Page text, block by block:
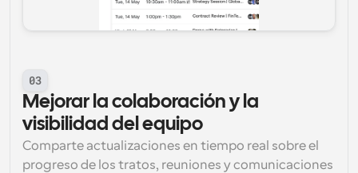
03
Mejorar la colaboración y la
visibilidad del equipo
Comparte actualizaciones en tiempo real sobre el
progreso de los tratos, reuniones y comunicaciones